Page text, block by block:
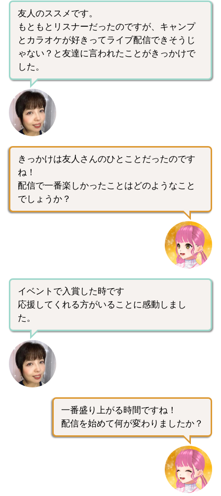
友人のススメです。
もともとリスナーだったのですが、キャンプ
とカラオケが好きってライブ配信できそうじ
ゃない？と友達に言われたことがきっかけで
した。
きっかけは友人さんのひとことだったのです
ね！
配信で一番楽しかったことはどのようなこと
でしょうか？
イベントで入賞した時です
応援してくれる方がいることに感動しまし
た。
一番盛り上がる時間ですね！
配信を始めて何が変わりましたか？